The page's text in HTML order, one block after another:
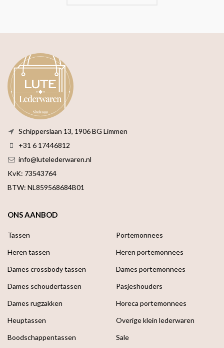
Schipperslaan 13, 1906 BG Limmen
+31 6 17446812
info@lutelederwaren.nl
KvK: 73543764
BTW: NL859568684B01
ONS AANBOD
Tassen
Heren tassen
Dames crossbody tassen
Dames schoudertassen
Dames rugzakken
Heuptassen
Boodschappen­tassen
Portemonnees
Heren portemonnees
Dames portemonnees
Pasjeshouders
Horeca portemonnees
Overige klein lederwaren
Sale